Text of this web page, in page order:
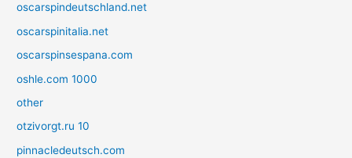
oscarspindeutschland.net
oscarspinitalia.net
oscarspinsespana.com
oshle.com 1000
other
otzivorgt.ru 10
pinnacledeutsch.com